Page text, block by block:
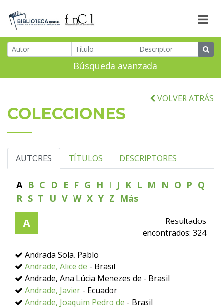
Búsqueda avanzada
VOLVER ATRÁS
COLECCIONES
AUTORES TÍTULOS DESCRIPTORES
A B C D E F G H I J K L M N O P Q
R S T U V W X Y Z Más
A
Resultados
encontrados: 324
Andrada Sola, Pablo
Andrade, Alice de - Brasil
Andrade, Ana Lúcia Menezes de - Brasil
Andrade, Javier - Ecuador
Andrade, Joaquim Pedro de - Brasil